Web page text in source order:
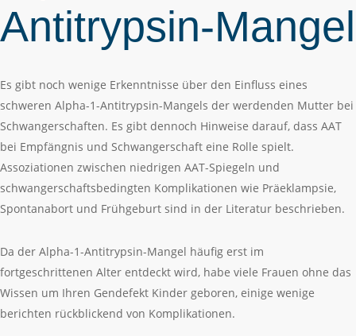
Antitrypsin-Mangel
Es gibt noch wenige Erkenntnisse über den Einfluss eines
schweren Alpha-1-Antitrypsin-Mangels der werdenden Mutter bei
Schwangerschaften. Es gibt dennoch Hinweise darauf, dass AAT
bei Empfängnis und Schwangerschaft eine Rolle spielt.
Assoziationen zwischen niedrigen AAT-Spiegeln und
schwangerschaftsbedingten Komplikationen wie Präeklampsie,
Spontanabort und Frühgeburt sind in der Literatur beschrieben.
Da der Alpha-1-Antitrypsin-Mangel häufig erst im
fortgeschrittenen Alter entdeckt wird, habe viele Frauen ohne das
Wissen um Ihren Gendefekt Kinder geboren, einige wenige
berichten rückblickend von Komplikationen.